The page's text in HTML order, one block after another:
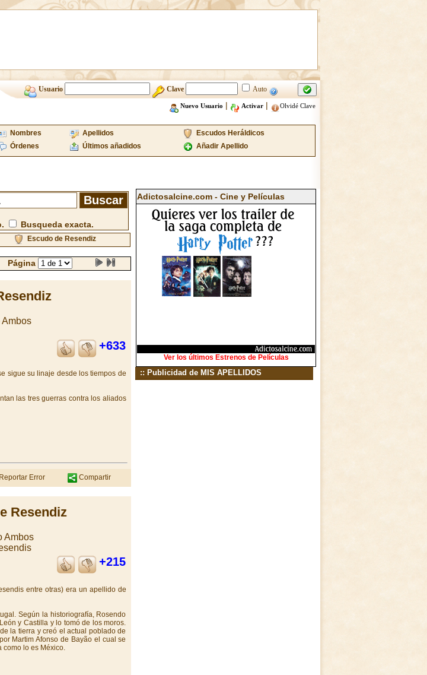
Usuario Clave Auto
Nuevo Usuario | Activar| Olvidé Clave
Nombres Apellidos
Escudos Heráldicos
Órdenes Últimos añadidos Añadir Apellido
Busqueda exacta.
Escudo de Resendiz
Página
+633
sigue su linaje desde los tiempos de
las tres guerras contra los aliados
Reportar Error Compartir
Resendiz
Ambos
+215
entre otras) era un apellido de
Según la historiografía, Rosendo
y Castilla y lo tomó de los moros.
la tierra y creó el actual poblado de
Martim Afonso de Bayão el cual se
como lo es México.
Adictosalcine.com - Cine y Películas
Ver los últimos Estrenos de Películas
:: Publicidad de MIS APELLIDOS